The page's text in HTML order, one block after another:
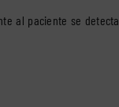
al paciente se